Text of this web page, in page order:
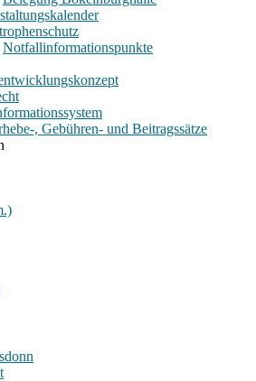
Notfallinformationspunkte
, Gebühren- und Beitragssätze